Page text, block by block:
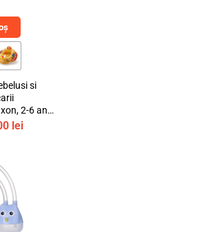
si
2-6 ani,
lei.
leiPrețul